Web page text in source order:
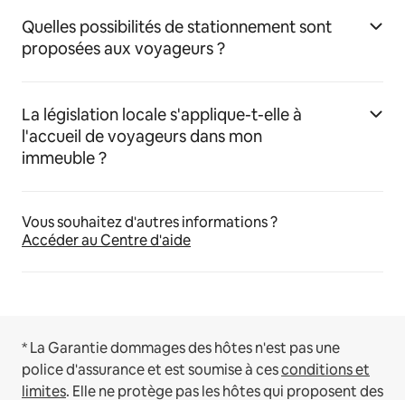
Quelles possibilités de stationnement sont
proposées aux voyageurs ?
La législation locale s'applique-t-elle à
l'accueil de voyageurs dans mon
immeuble ?
Vous souhaitez d'autres informations ?
Accéder au Centre d'aide
* La Garantie dommages des hôtes n'est pas une
police d'assurance et est soumise à cesconditions et
limites. Elle ne protège pas les hôtes qui proposent des